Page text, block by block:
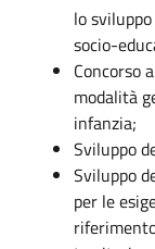
lo
socio-
Concorso
modalità
infanzia;
Sviluppo
Sviluppo
per le